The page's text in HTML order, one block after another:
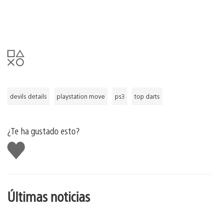
devils details playstation move ps3 top darts
¿Te ha gustado esto?
Me
gusta
Últimas noticias